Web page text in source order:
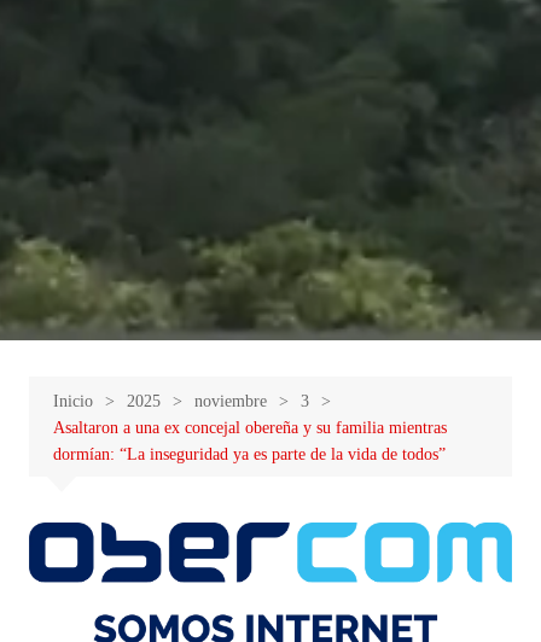
Inicio 2025 noviembre
3
Asaltaron a una ex concejal obereña y su familia mientras
dormían: “La inseguridad ya es parte de la vida de todos”